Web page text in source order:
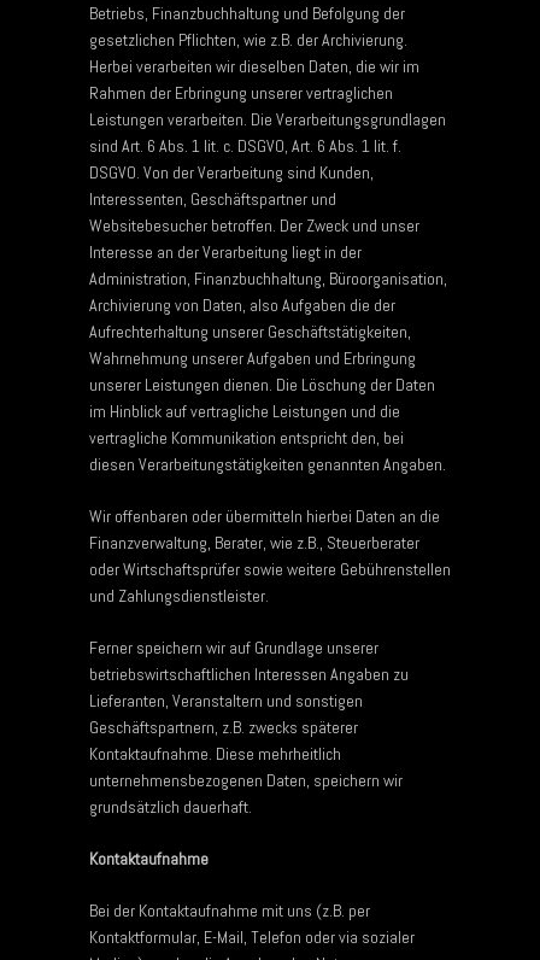
Betriebs, Finanzbuchhaltung und Befolgung der
gesetzlichen Pflichten, wie z.B. der Archivierung.
Herbei verarbeiten wir dieselben Daten, die wir im
Rahmen der Erbringung unserer vertraglichen
Leistungen verarbeiten. Die Verarbeitungsgrundlagen
sind Art. 6 Abs. 1 lit. c. DSGVO, Art. 6 Abs. 1 lit. f.
DSGVO. Von der Verarbeitung sind Kunden,
Interessenten, Geschäftspartner und
Websitebesucher betroffen. Der Zweck und unser
Interesse an der Verarbeitung liegt in der
Administration, Finanzbuchhaltung, Büroorganisation,
Archivierung von Daten, also Aufgaben die der
Aufrechterhaltung unserer Geschäftstätigkeiten,
Wahrnehmung unserer Aufgaben und Erbringung
unserer Leistungen dienen. Die Löschung der Daten
im Hinblick auf vertragliche Leistungen und die
vertragliche Kommunikation entspricht den, bei
diesen Verarbeitungstätigkeiten genannten Angaben.
Wir offenbaren oder übermitteln hierbei Daten an die
Finanzverwaltung, Berater, wie z.B., Steuerberater
oder Wirtschaftsprüfer sowie weitere Gebührenstellen
und Zahlungsdienstleister.
Ferner speichern wir auf Grundlage unserer
betriebswirtschaftlichen Interessen Angaben zu
Lieferanten, Veranstaltern und sonstigen
Geschäftspartnern, z.B. zwecks späterer
Kontaktaufnahme. Diese mehrheitlich
unternehmensbezogenen Daten, speichern wir
grundsätzlich dauerhaft.
Kontaktaufnahme
Bei der Kontaktaufnahme mit uns (z.B. per
Kontaktformular, E-Mail, Telefon oder via sozialer